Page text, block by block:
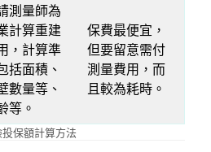
測量師為
計算重建
，計算準
括面積、
數量等、
等。
保費最便宜，
但要留意需付
測量費用，而
且較為耗時。
投保額計算方法